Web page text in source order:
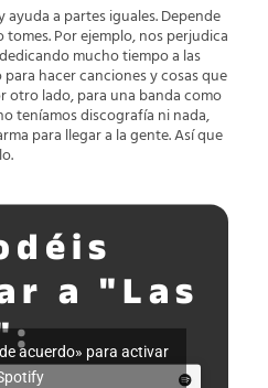
a partes iguales. Depende
Por ejemplo, nos perjudica
mucho tiempo a las
hacer canciones y cosas que
otro lado, para una banda como
teníamos discografía ni nada,
para llegar a la gente. Así que
a "Las
acuerdo» para activar